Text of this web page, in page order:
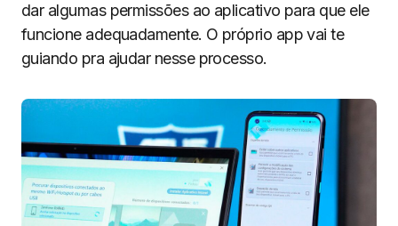
dar algumas permissões ao aplicativo para que ele
funcione adequadamente. O próprio app vai te
guiando pra ajudar nesse processo.